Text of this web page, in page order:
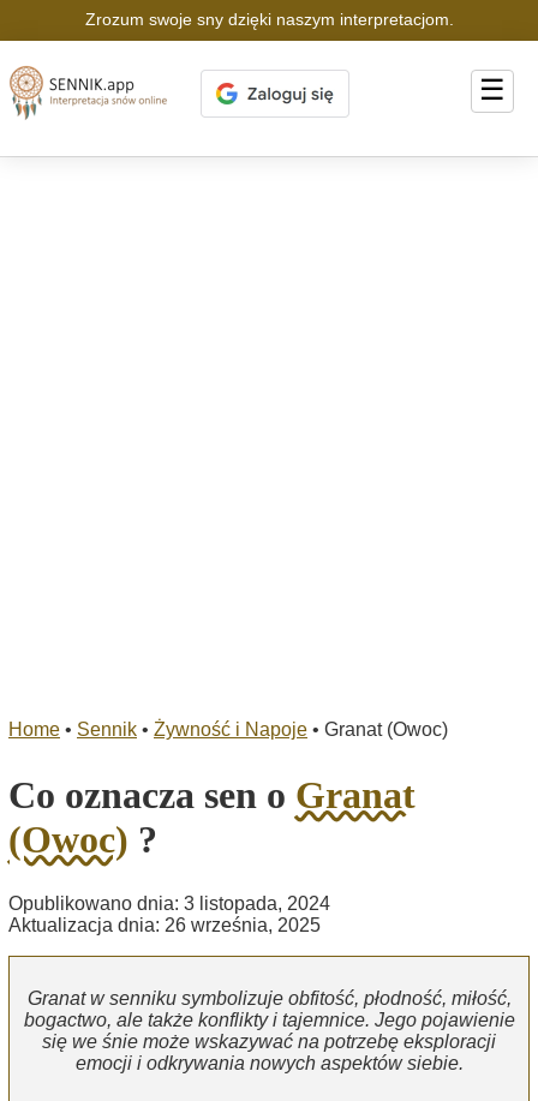
Zrozum swoje sny dzięki naszym interpretacjom.
☰
Home • Sennik • Żywność i Napoje • Granat (Owoc)
Co oznacza sen o Granat
(Owoc) ?
Opublikowano dnia: 3 listopada, 2024
Aktualizacja dnia: 26 września, 2025
Granat w senniku symbolizuje obfitość, płodność, miłość,
bogactwo, ale także konflikty i tajemnice. Jego pojawienie
się we śnie może wskazywać na potrzebę eksploracji
emocji i odkrywania nowych aspektów siebie.